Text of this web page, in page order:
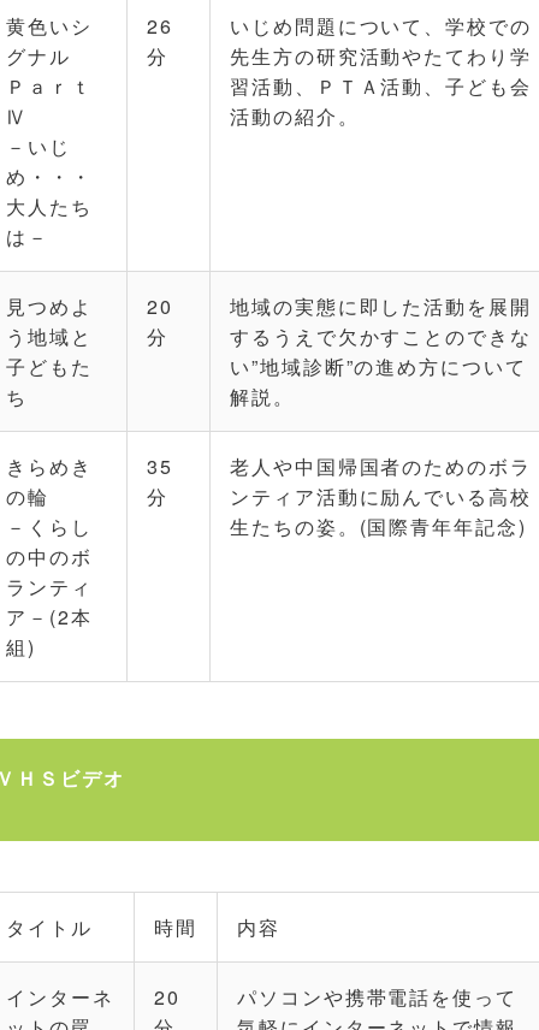
黄色いシ
グナル
Ｐａｒｔ
Ⅳ
－いじ
め・・・
大人たち
は－
26
分
いじめ問題について、学校での
先生方の研究活動やたてわり学
習活動、ＰＴＡ活動、子ども会
活動の紹介。
見つめよ
う地域と
子どもた
ち
20
分
地域の実態に即した活動を展開
するうえで欠かすことのできな
い”地域診断”の進め方について
解説。
きらめき
の輪
－くらし
の中のボ
ランティ
ア－(2本
組)
35
分
老人や中国帰国者のためのボラ
ンティア活動に励んでいる高校
生たちの姿。(国際青年年記念)
ＨＳビデオ
タイトル 時間 内容
インターネ
20
パソコンや携帯電話を使って